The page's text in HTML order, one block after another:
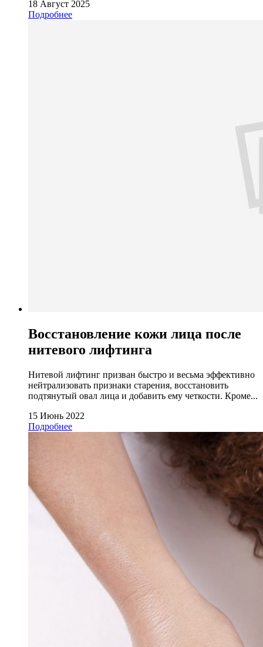
18 Август 2025
Подробнее
Восстановление кожи лица после
нитевого лифтинга
Нитевой лифтинг призван быстро и весьма эффективно
нейтрализовать признаки старения, восстановить
подтянутый овал лица и добавить ему четкости. Кроме...
15 Июнь 2022
Подробнее